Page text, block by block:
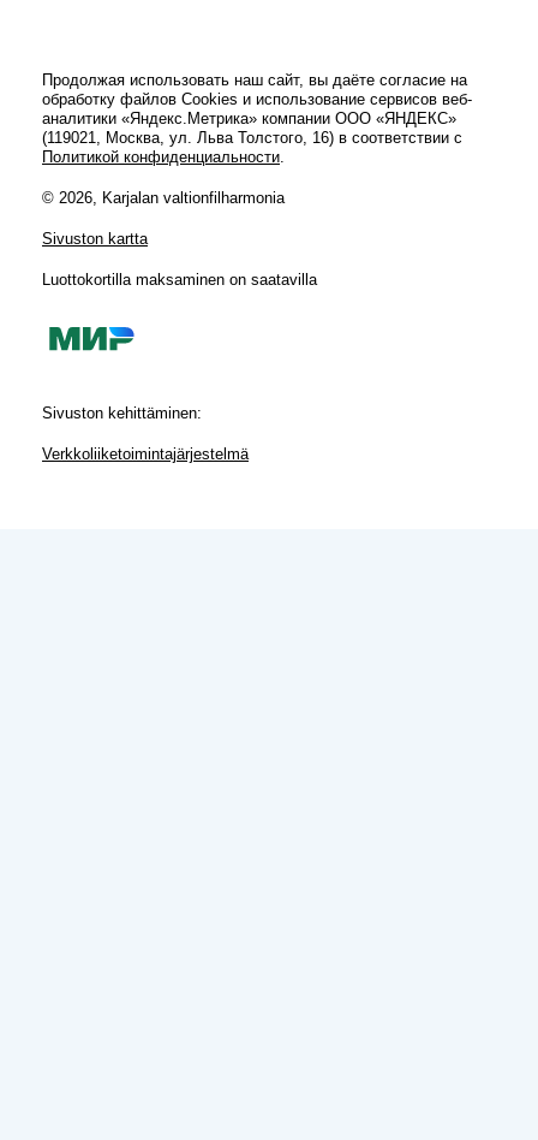
Продолжая использовать наш сайт, вы даёте согласие на
обработку файлов Cookies и использование сервисов веб-
аналитики «Яндекс.Метрика» компании ООО «ЯНДЕКС»
(119021, Москва, ул. Льва Толстого, 16) в соответствии с
Политикой конфиденциальности.
© 2026, Karjalan valtionfilharmonia
Sivuston kartta
Luottokortilla maksaminen on saatavilla
Sivuston kehittäminen:
Verkkoliiketoimintajärjestelmä